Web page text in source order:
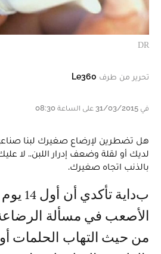
DR
تحرير من طرف Le360
في 31/03/2015 على الساعة 08:30
هل تضطرين ﻹرضاع صغيرك لبنا
لديك أو لقلة وضعف إدرار اللبن.. لا
بالذنب اتجاه صغيرك.
بداية تأكدي أن أول 14 يوم بعد الولادة هي
اﻷصعب في مسألة الرضاعة
من حيث التهاب الحلمات